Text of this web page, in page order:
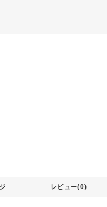
レビュー(0)